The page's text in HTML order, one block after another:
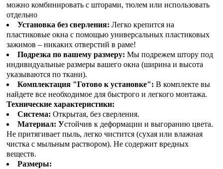
можно комбинировать с шторами, тюлем или использовать
отдельно
Установка без сверления: Легко крепится на
пластиковые окна с помощью универсальных пластиковых
зажимов – никаких отверстий в раме!
Подрезка по вашему размеру: Мы подрежем штору под
индивидуальные размеры вашего окна (ширина и высота
указываются по ткани).
Комплектация "Готово к установке": В комплекте вы
найдете все необходимое для быстрого и легкого монтажа.
Технические характеристики:
Система: Открытая, без сверления.
Материал: Устойчив к деформации и выгоранию цвета.
Не притягивает пыль, легко чистится (сухая или влажная
чистка с мыльным раствором). Не содержит вредных
веществ.
Размеры: